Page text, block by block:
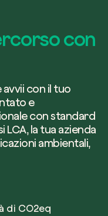
con
con il tuo
e
con standard
LCA, la tua azienda
ambientali,
di CO2eq